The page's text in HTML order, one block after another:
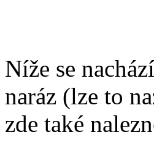
Níže se
naráz (lze to
zde také